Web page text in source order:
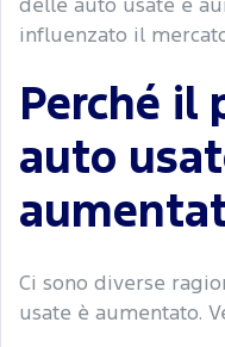
delle auto usate è
influenzato il
Perché il
auto
Ci sono diverse
usate è aumentato.